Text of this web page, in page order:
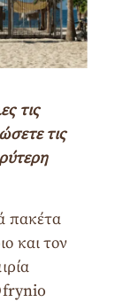
τις
τις
πακέτα
και τον